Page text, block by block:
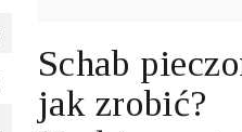
Schab
jak zrobić?